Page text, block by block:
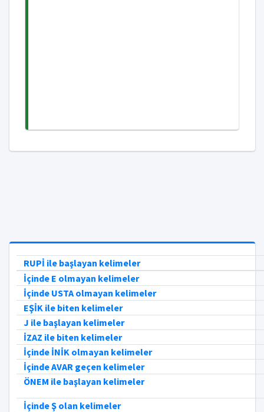
RUPİ ile başlayan kelimeler
İçinde E olmayan kelimeler
İçinde USTA olmayan kelimeler
EŞİK ile biten kelimeler
J ile başlayan kelimeler
İZAZ ile biten kelimeler
İçinde İNİK olmayan kelimeler
İçinde AVAR geçen kelimeler
ÖNEM ile başlayan kelimeler
İçinde Ş olan kelimeler